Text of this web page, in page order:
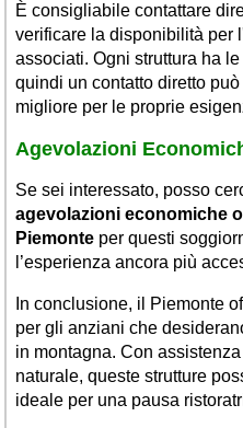
È consigliabile contattare
verificare la disponibilità per
associati. Ogni struttura ha
quindi un contatto diretto
migliore per le proprie
Agevolazioni
Se sei interessato, posso
agevolazioni economiche
Piemonte per questi
l’esperienza ancora più
In conclusione, il Piemonte
per gli anziani che
in montagna. Con
naturale, queste strutture
ideale per una pausa